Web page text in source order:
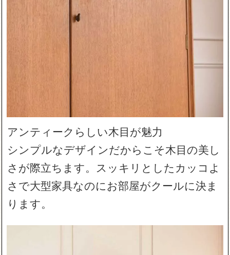
アンティークらしい木目が魅力
シンプルなデザインだからこそ木目の美し
さが際立ちます。スッキリとしたカッコよ
さで大型家具なのにお部屋がクールに決ま
ります。